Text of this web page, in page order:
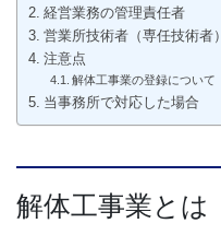
経営業務の管理責任者
営業所技術者（専任技術者）
注意点
解体工事業の登録について
当事務所で対応した場合
解体工事業とは